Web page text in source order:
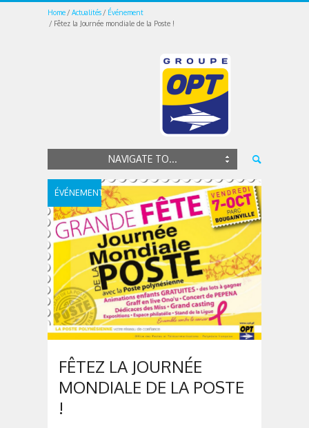
Home Actualités
Événement
Fêtez la Journée mondiale de la Poste !
NAVIGATE TO...
ÉVÉNEMENT
FÊTEZ LA JOURNÉE
MONDIALE DE LA POSTE
!